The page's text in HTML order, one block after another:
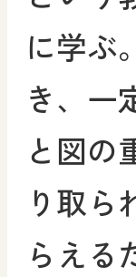
に学ぶ
き、一
と図の
り取ら
らえる